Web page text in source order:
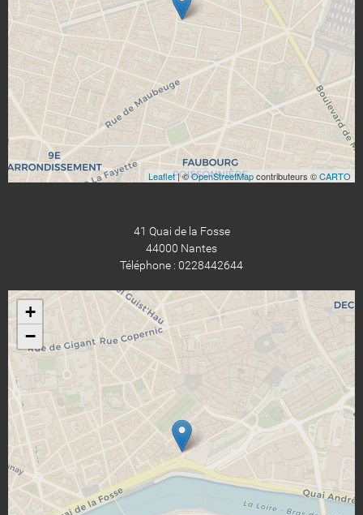
Leaflet| ©OpenStreetMapcontributeurs ©CARTO
41 Quai de la Fosse
44000 Nantes
Téléphone : 0228442644
+
−